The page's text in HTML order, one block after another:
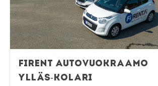
FiRent autovuokraamo
Ylläs-Kolari